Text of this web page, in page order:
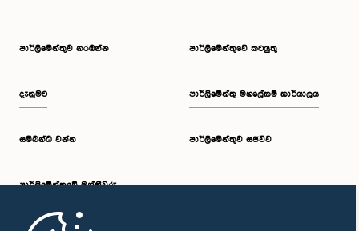
පාර්ලි‌මේන්තුව නරඹන්න
දැනුමට
සම්බන්ධ වන්න
පාර්ලි‌මේන්තුවේ මන්ත්‍රීවරු
පාර්ලිමේන්තුවේ කටයුතු
පාර්ලිමේන්තු මහලේකම් කාර්යාලය
පාර්ලිමේන්තුව සජීවීව